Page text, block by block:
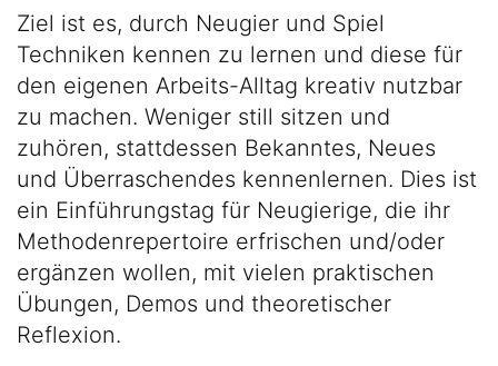
Ziel ist es, durch Neugier und Spiel
Techniken kennen zu lernen und diese für
den eigenen Arbeits-Alltag kreativ nutzbar
zu machen. Weniger still sitzen und
zuhören, stattdessen Bekanntes, Neues
und Überraschendes kennenlernen. Dies ist
ein Einführungstag für Neugierige, die ihr
Methodenrepertoire erfrischen und/oder
ergänzen wollen, mit vielen praktischen
Übungen, Demos und theoretischer
Reflexion.